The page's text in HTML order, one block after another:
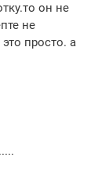
он не
не
просто. а